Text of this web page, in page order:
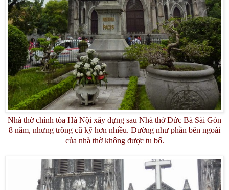
Nhà thờ chính tòa Hà Nội xây dựng sau Nhà thờ Đức Bà Sài Gòn
8 năm, nhưng trông cũ kỹ hơn nhiều. Dường như phần bên ngoài
của nhà thờ không được tu bổ.